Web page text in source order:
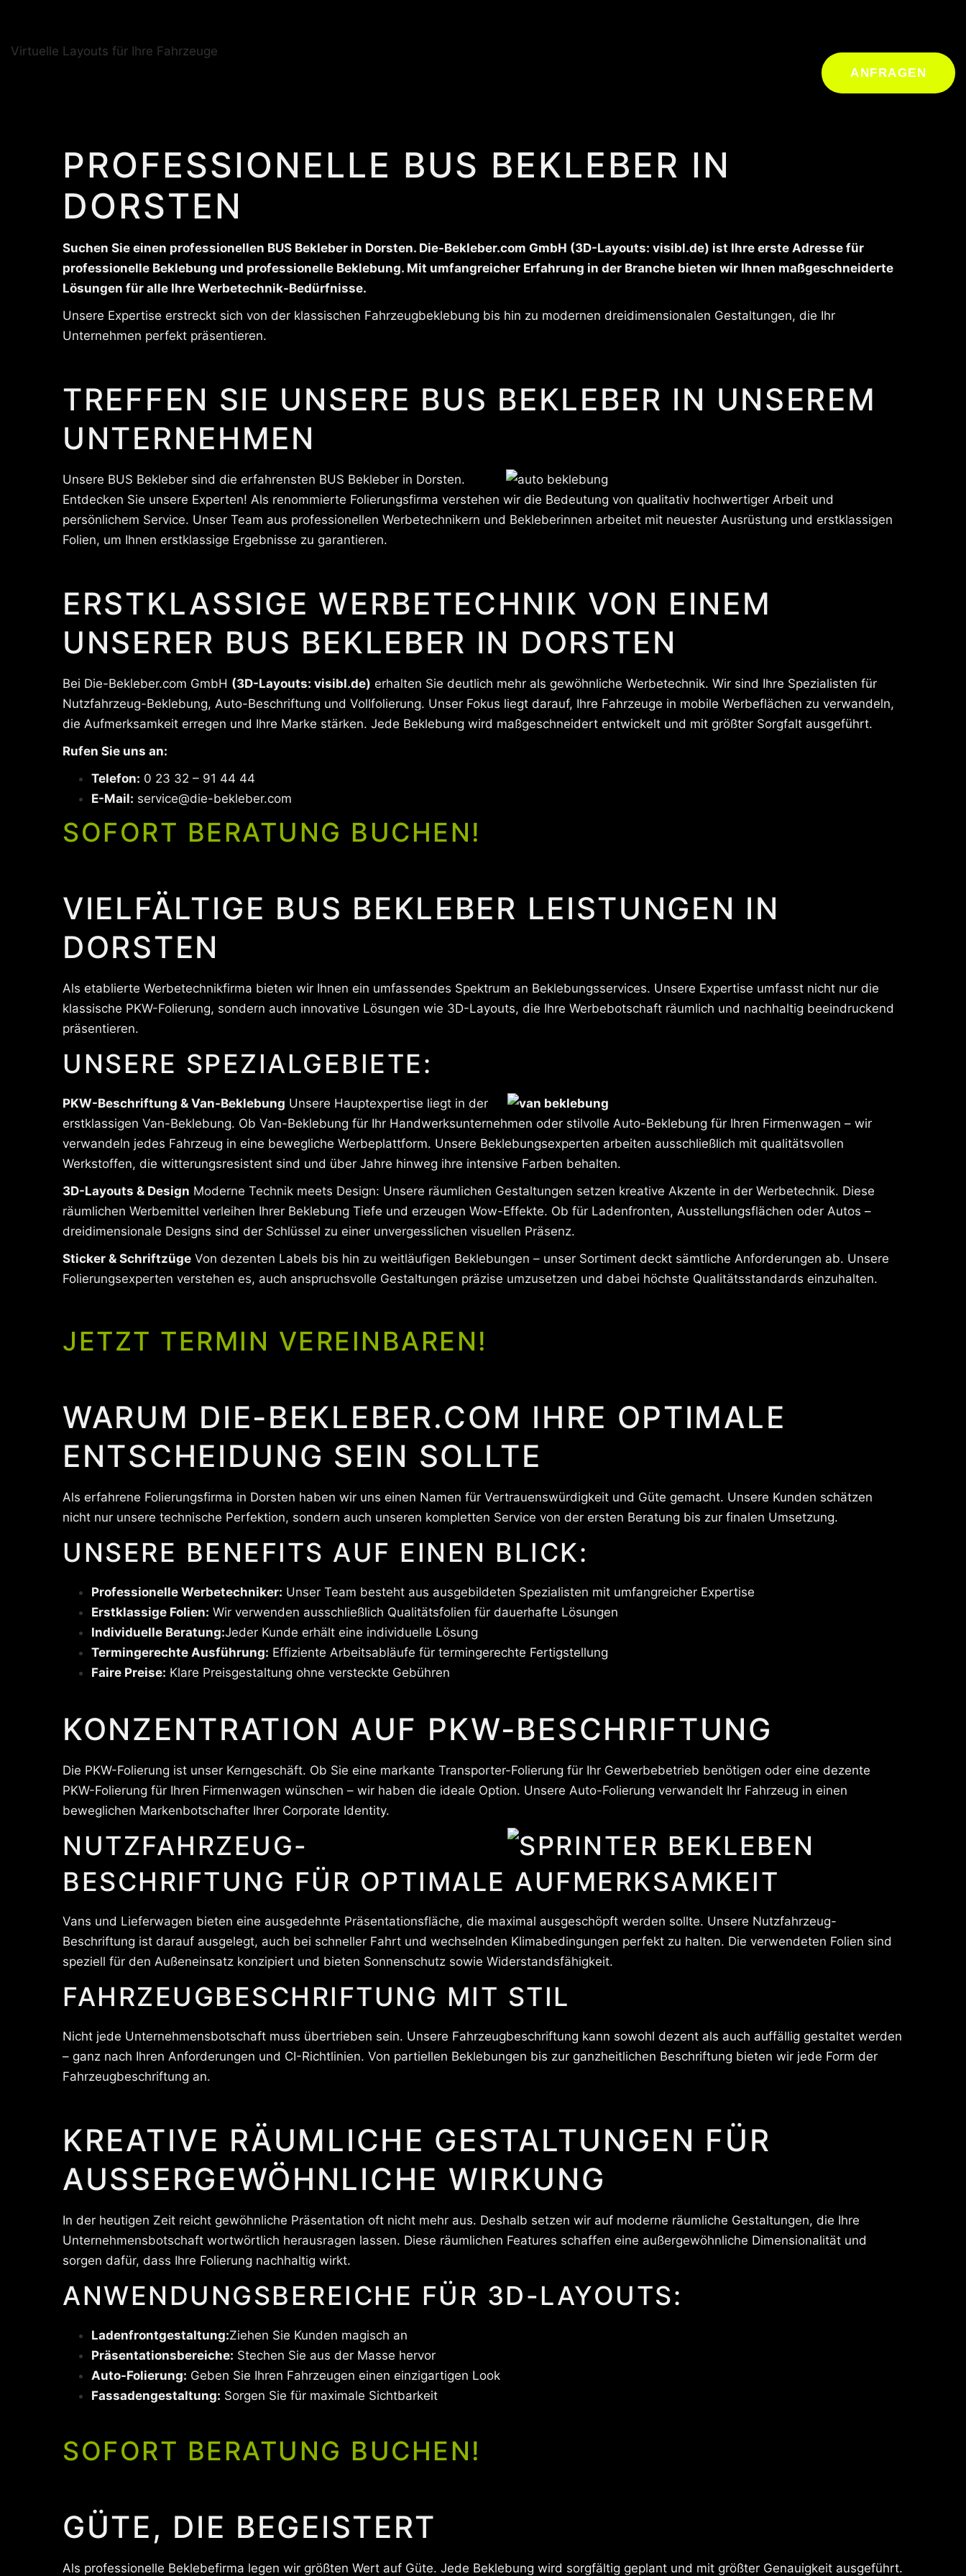
Virtuelle Layouts für Ihre Fahrzeuge
ANFRAGEN
PROFESSIONELLE BUS BEKLEBER IN
DORSTEN
Suchen Sie einen professionellen BUS Bekleber in Dorsten. Die-Bekleber.com GmbH (3D-Layouts: visibl.de) ist Ihre erste Adresse für
professionelle Beklebung und professionelle Beklebung. Mit umfangreicher Erfahrung in der Branche bieten wir Ihnen maßgeschneiderte
Lösungen für alle Ihre Werbetechnik-Bedürfnisse.
Unsere Expertise erstreckt sich von der klassischen Fahrzeugbeklebung bis hin zu modernen dreidimensionalen Gestaltungen, die Ihr
Unternehmen perfekt präsentieren.
TREFFEN SIE UNSERE BUS BEKLEBER IN UNSEREM
UNTERNEHMEN
Unsere BUS Bekleber sind die erfahrensten BUS Bekleber in Dorsten.
Entdecken Sie unsere Experten! Als renommierte Folierungsfirma verstehen wir die Bedeutung von qualitativ hochwertiger Arbeit und
persönlichem Service. Unser Team aus professionellen Werbetechnikern und Bekleberinnen arbeitet mit neuester Ausrüstung und erstklassigen
Folien, um Ihnen erstklassige Ergebnisse zu garantieren.
ERSTKLASSIGE WERBETECHNIK VON EINEM
UNSERER BUS BEKLEBER IN DORSTEN
Bei Die-Bekleber.com GmbH (3D-Layouts: visibl.de) erhalten Sie deutlich mehr als gewöhnliche Werbetechnik. Wir sind Ihre Spezialisten für
Nutzfahrzeug-Beklebung, Auto-Beschriftung und Vollfolierung. Unser Fokus liegt darauf, Ihre Fahrzeuge in mobile Werbeflächen zu verwandeln,
die Aufmerksamkeit erregen und Ihre Marke stärken. Jede Beklebung wird maßgeschneidert entwickelt und mit größter Sorgfalt ausgeführt.
Rufen Sie uns an:
Telefon: 0 23 32 – 91 44 44
E-Mail: service@die-bekleber.com
SOFORT BERATUNG BUCHEN!
VIELFÄLTIGE BUS BEKLEBER LEISTUNGEN IN
DORSTEN
Als etablierte Werbetechnikfirma bieten wir Ihnen ein umfassendes Spektrum an Beklebungsservices. Unsere Expertise umfasst nicht nur die
klassische PKW-Folierung, sondern auch innovative Lösungen wie 3D-Layouts, die Ihre Werbebotschaft räumlich und nachhaltig beeindruckend
präsentieren.
UNSERE SPEZIALGEBIETE:
PKW-Beschriftung & Van-Beklebung Unsere Hauptexpertise liegt in der
erstklassigen Van-Beklebung. Ob Van-Beklebung für Ihr Handwerksunternehmen oder stilvolle Auto-Beklebung für Ihren Firmenwagen – wir
verwandeln jedes Fahrzeug in eine bewegliche Werbeplattform. Unsere Beklebungsexperten arbeiten ausschließlich mit qualitätsvollen
Werkstoffen, die witterungsresistent sind und über Jahre hinweg ihre intensive Farben behalten.
3D-Layouts & Design Moderne Technik meets Design: Unsere räumlichen Gestaltungen setzen kreative Akzente in der Werbetechnik. Diese
räumlichen Werbemittel verleihen Ihrer Beklebung Tiefe und erzeugen Wow-Effekte. Ob für Ladenfronten, Ausstellungsflächen oder Autos –
dreidimensionale Designs sind der Schlüssel zu einer unvergesslichen visuellen Präsenz.
Sticker & Schriftzüge Von dezenten Labels bis hin zu weitläufigen Beklebungen – unser Sortiment deckt sämtliche Anforderungen ab. Unsere
Folierungsexperten verstehen es, auch anspruchsvolle Gestaltungen präzise umzusetzen und dabei höchste Qualitätsstandards einzuhalten.
JETZT TERMIN VEREINBAREN!
WARUM DIE-BEKLEBER.COM IHRE OPTIMALE
ENTSCHEIDUNG SEIN SOLLTE
Als erfahrene Folierungsfirma in Dorsten haben wir uns einen Namen für Vertrauenswürdigkeit und Güte gemacht. Unsere Kunden schätzen
nicht nur unsere technische Perfektion, sondern auch unseren kompletten Service von der ersten Beratung bis zur finalen Umsetzung.
UNSERE BENEFITS AUF EINEN BLICK:
Professionelle Werbetechniker: Unser Team besteht aus ausgebildeten Spezialisten mit umfangreicher Expertise
Erstklassige Folien: Wir verwenden ausschließlich Qualitätsfolien für dauerhafte Lösungen
Individuelle Beratung:Jeder Kunde erhält eine individuelle Lösung
Termingerechte Ausführung: Effiziente Arbeitsabläufe für termingerechte Fertigstellung
Faire Preise: Klare Preisgestaltung ohne versteckte Gebühren
KONZENTRATION AUF PKW-BESCHRIFTUNG
Die PKW-Folierung ist unser Kerngeschäft. Ob Sie eine markante Transporter-Folierung für Ihr Gewerbebetrieb benötigen oder eine dezente
PKW-Folierung für Ihren Firmenwagen wünschen – wir haben die ideale Option. Unsere Auto-Folierung verwandelt Ihr Fahrzeug in einen
beweglichen Markenbotschafter Ihrer Corporate Identity.
NUTZFAHRZEUG-
BESCHRIFTUNG FÜR OPTIMALE AUFMERKSAMKEIT
Vans und Lieferwagen bieten eine ausgedehnte Präsentationsfläche, die maximal ausgeschöpft werden sollte. Unsere Nutzfahrzeug-
Beschriftung ist darauf ausgelegt, auch bei schneller Fahrt und wechselnden Klimabedingungen perfekt zu halten. Die verwendeten Folien sind
speziell für den Außeneinsatz konzipiert und bieten Sonnenschutz sowie Widerstandsfähigkeit.
FAHRZEUGBESCHRIFTUNG MIT STIL
Nicht jede Unternehmensbotschaft muss übertrieben sein. Unsere Fahrzeugbeschriftung kann sowohl dezent als auch auffällig gestaltet werden
– ganz nach Ihren Anforderungen und CI-Richtlinien. Von partiellen Beklebungen bis zur ganzheitlichen Beschriftung bieten wir jede Form der
Fahrzeugbeschriftung an.
KREATIVE RÄUMLICHE GESTALTUNGEN FÜR
AUSSERGEWÖHNLICHE WIRKUNG
In der heutigen Zeit reicht gewöhnliche Präsentation oft nicht mehr aus. Deshalb setzen wir auf moderne räumliche Gestaltungen, die Ihre
Unternehmensbotschaft wortwörtlich herausragen lassen. Diese räumlichen Features schaffen eine außergewöhnliche Dimensionalität und
sorgen dafür, dass Ihre Folierung nachhaltig wirkt.
ANWENDUNGSBEREICHE FÜR 3D-LAYOUTS:
Ladenfrontgestaltung:Ziehen Sie Kunden magisch an
Präsentationsbereiche: Stechen Sie aus der Masse hervor
Auto-Folierung: Geben Sie Ihren Fahrzeugen einen einzigartigen Look
Fassadengestaltung: Sorgen Sie für maximale Sichtbarkeit
SOFORT BERATUNG BUCHEN!
GÜTE, DIE BEGEISTERT
Als professionelle Beklebefirma legen wir größten Wert auf Güte. Jede Beklebung wird sorgfältig geplant und mit größter Genauigkeit ausgeführt.